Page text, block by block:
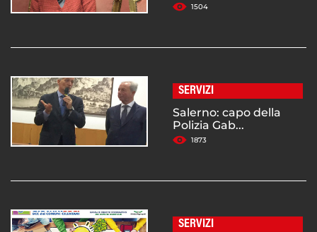
1504
SERVIZI
Salerno: capo della
Polizia Gab...
1873
SERVIZI